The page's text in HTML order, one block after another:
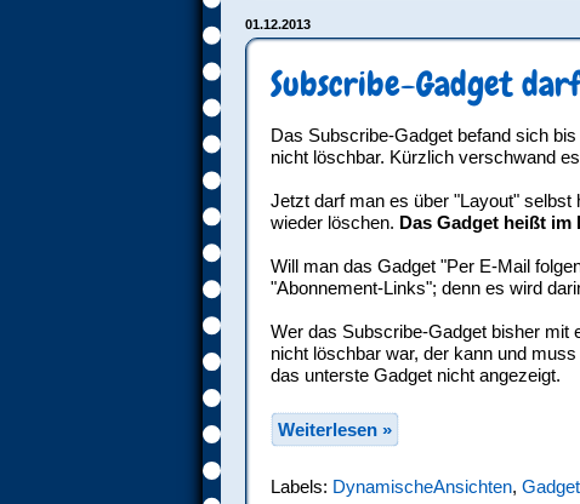
01.12.2013
Subscribe-Gadget
Das Subscribe-Gadget befand sich
nicht löschbar. Kürzlich verschwand
Jetzt darf man es über "Layout"
wieder löschen. Das Gadget heißt
Will man das Gadget "Per E-Mail
"Abonnement-Links"; denn es wird
Wer das Subscribe-Gadget bisher mit
nicht löschbar war, der kann und
das unterste Gadget nicht angezeigt.
Weiterlesen »
Labels: DynamischeAnsichten,